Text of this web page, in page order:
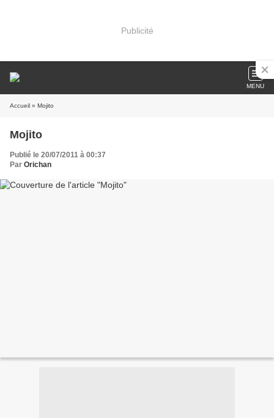
Publicité
MENU
Accueil » Mojito
Mojito
Publié le 20/07/2011 à 00:37
Par Orichan